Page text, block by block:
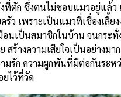
ก ซึ่งตนไม่ชอบแมวอยู่แล้ว
เพราะเป็นแมวที่เชื่องเลี้ยง
นเป็นสมาชิกในบ้าน จนกระ
ร้างความเสียใจเป็นอย่างม
รัก ความผูกพันที่มีต่อกันระ
ไว้ที่วัด